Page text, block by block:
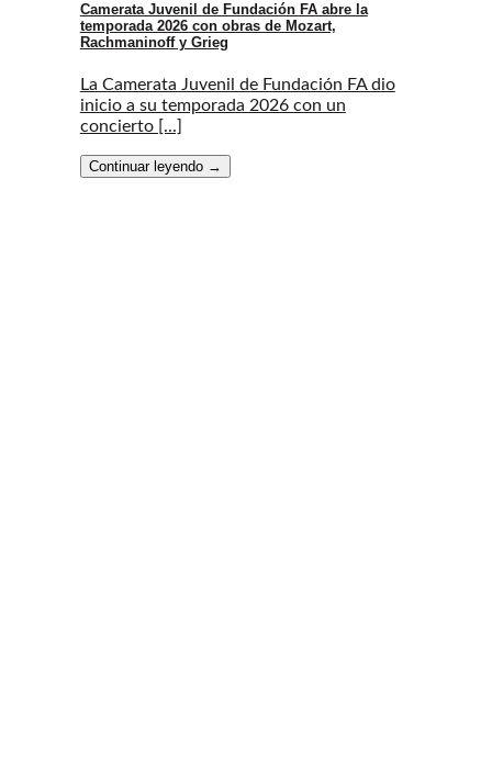
Camerata Juvenil de Fundación FA abre la
temporada 2026 con obras de Mozart,
Rachmaninoff y Grieg
La Camerata Juvenil de Fundación FA dio
inicio a su temporada 2026 con un
concierto [...]
Continuar leyendo →